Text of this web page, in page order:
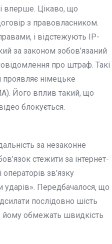
вперше. Цікаво, що
з правовласником.
і відстежують IP-
за законом зобов’язаний
про штраф. Такі
проявляє німецьке
Його вплив такий, що
блокується.
за незаконне
стежити за інтернет-
зв’язку
ударів». Передбачалося, що
послідовно шість
йому обмежать швидкість